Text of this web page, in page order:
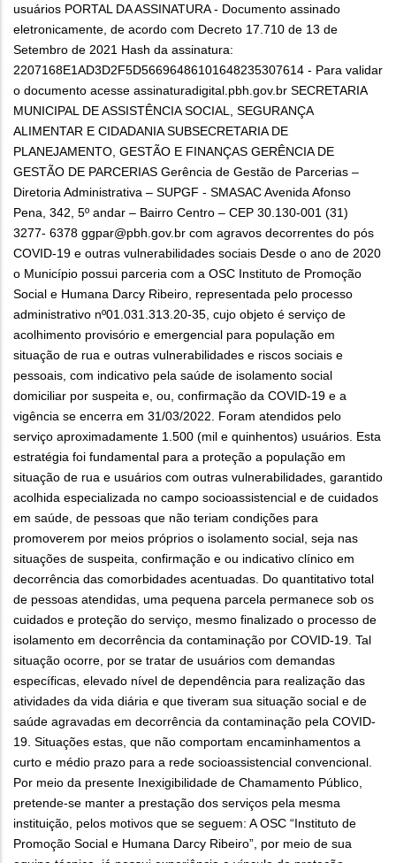
usuários PORTAL DA ASSINATURA - Documento assinado
eletronicamente, de acordo com Decreto 17.710 de 13 de
Setembro de 2021 Hash da assinatura:
2207168E1AD3D2F5D56696486101648235307614 - Para validar
o documento acesse assinaturadigital.pbh.gov.br SECRETARIA
MUNICIPAL DE ASSISTÊNCIA SOCIAL, SEGURANÇA
ALIMENTAR E CIDADANIA SUBSECRETARIA DE
PLANEJAMENTO, GESTÃO E FINANÇAS GERÊNCIA DE
GESTÃO DE PARCERIAS Gerência de Gestão de Parcerias –
Diretoria Administrativa – SUPGF - SMASAC Avenida Afonso
Pena, 342, 5º andar – Bairro Centro – CEP 30.130-001 (31)
3277- 6378 ggpar@pbh.gov.br com agravos decorrentes do pós
COVID-19 e outras vulnerabilidades sociais Desde o ano de 2020
o Município possui parceria com a OSC Instituto de Promoção
Social e Humana Darcy Ribeiro, representada pelo processo
administrativo nº01.031.313.20-35, cujo objeto é serviço de
acolhimento provisório e emergencial para população em
situação de rua e outras vulnerabilidades e riscos sociais e
pessoais, com indicativo pela saúde de isolamento social
domiciliar por suspeita e, ou, confirmação da COVID-19 e a
vigência se encerra em 31/03/2022. Foram atendidos pelo
serviço aproximadamente 1.500 (mil e quinhentos) usuários. Esta
estratégia foi fundamental para a proteção a população em
situação de rua e usuários com outras vulnerabilidades, garantido
acolhida especializada no campo socioassistencial e de cuidados
em saúde, de pessoas que não teriam condições para
promoverem por meios próprios o isolamento social, seja nas
situações de suspeita, confirmação e ou indicativo clínico em
decorrência das comorbidades acentuadas. Do quantitativo total
de pessoas atendidas, uma pequena parcela permanece sob os
cuidados e proteção do serviço, mesmo finalizado o processo de
isolamento em decorrência da contaminação por COVID-19. Tal
situação ocorre, por se tratar de usuários com demandas
específicas, elevado nível de dependência para realização das
atividades da vida diária e que tiveram sua situação social e de
saúde agravadas em decorrência da contaminação pela COVID-
19. Situações estas, que não comportam encaminhamentos a
curto e médio prazo para a rede socioassistencial convencional.
Por meio da presente Inexigibilidade de Chamamento Público,
pretende-se manter a prestação dos serviços pela mesma
instituição, pelos motivos que se seguem: A OSC “Instituto de
Promoção Social e Humana Darcy Ribeiro”, por meio de sua